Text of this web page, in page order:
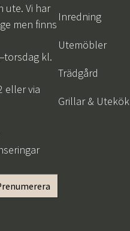
ute. Vi har
men finns
kl.
eller via
Inredning
Utemöbler
Trädgård
Grillar & Utekök